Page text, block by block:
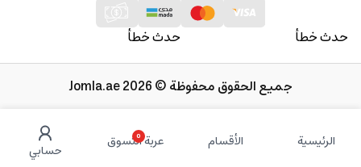
الرئيسية الأقسام 0
عربة التسوق حسابي
حدث خطأ حدث خطأ
جميع الحقوق محفوظة © 2026 Jomla.ae